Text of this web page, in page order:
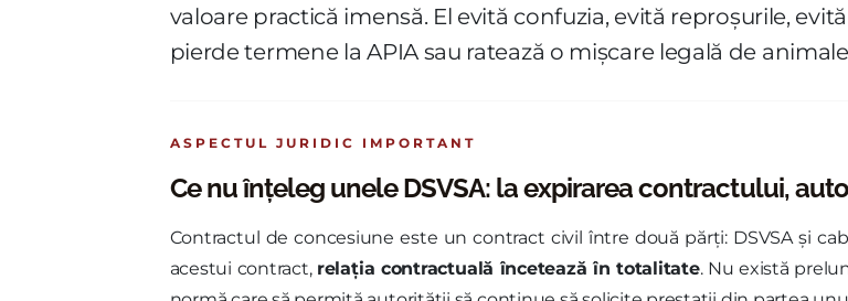
valoare practică imensă. El evită confuzia, evită reproșurile,
pierde termene la APIA sau ratează o mișcare legală de
ASPECTUL JURIDIC IMPORTANT
Ce nu înțeleg unele DSVSA: la expirarea contractului,
Contractul de concesiune este un contract civil între două părți: DSVSA și
acestui contract, relația contractuală încetează în totalitate. Nu există